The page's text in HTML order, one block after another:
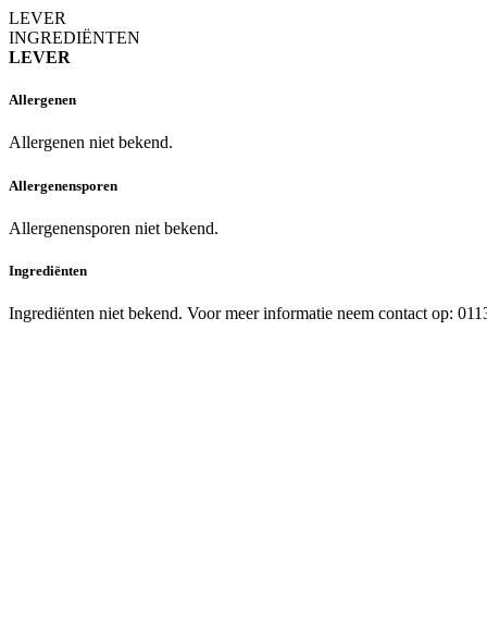
LEVER
INGREDIËNTEN
LEVER
Allergenen
Allergenen niet bekend.
Allergenensporen
Allergenensporen niet bekend.
Ingrediënten
Ingrediënten niet bekend. Voor meer informatie neem contact op: